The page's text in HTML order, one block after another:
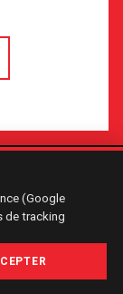
(Google
de tracking